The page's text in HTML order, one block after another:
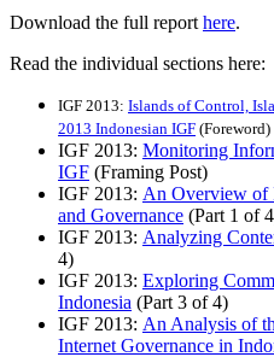
Download the full report here.
Read the individual sections here:
IGF 2013: Islands of Control,
2013 Indonesian IGF (Foreword)
IGF 2013: Monitoring
IGF (Framing Post)
IGF 2013: An Overview of
and Governance (Part 1 of
IGF 2013: Analyzing
4)
IGF 2013: Exploring
Indonesia (Part 3 of 4)
IGF 2013: An Analysis of
Internet Governance in